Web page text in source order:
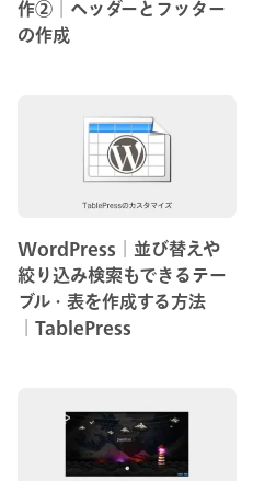
作②│ヘッダーとフッター
の作成
WordPress│並び替えや
絞り込み検索もできるテー
ブル・表を作成する方法
│TablePress